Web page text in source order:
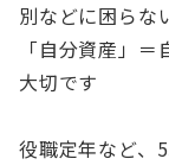
別などに困らな
「自分資産」
大切です
役職定年など、